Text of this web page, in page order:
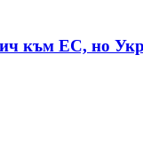
към ЕС, но